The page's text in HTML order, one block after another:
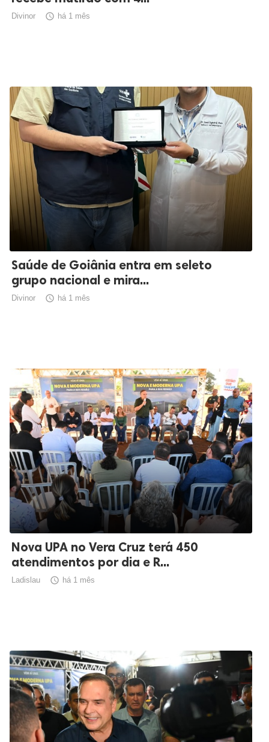
Divinor  há 1 mês
Saúde de Goiânia entra em seleto
grupo nacional e mira...
Divinor  há 1 mês
Nova UPA no Vera Cruz terá 450
atendimentos por dia e R...
Ladislau  há 1 mês